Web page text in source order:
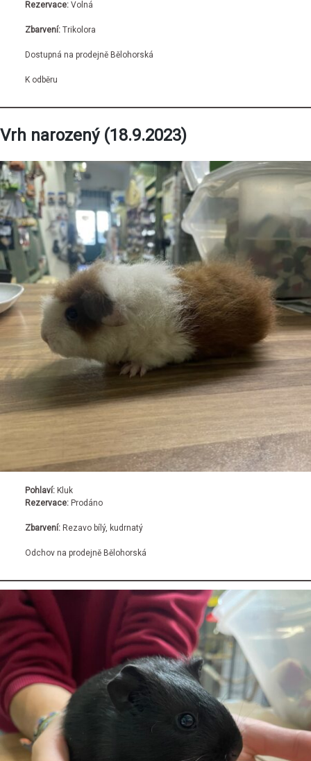
Rezervace:Volná
Zbarvení:Trikolora
Dostupná na prodejně Bělohorská
K odběru
Vrh narozený (18.9.2023)
Pohlaví:Kluk
Rezervace:Prodáno
Zbarvení:Rezavo bílý, kudrnatý
Odchov na prodejně Bělohorská